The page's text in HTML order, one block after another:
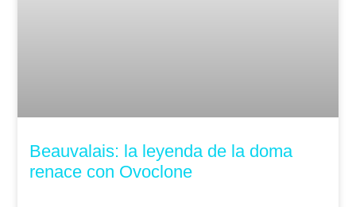
Beauvalais: la leyenda de la doma
renace con Ovoclone